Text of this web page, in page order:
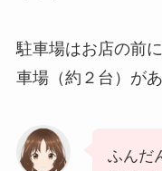
駐車場はお店の前
車場（約２台）があ
ふんだ